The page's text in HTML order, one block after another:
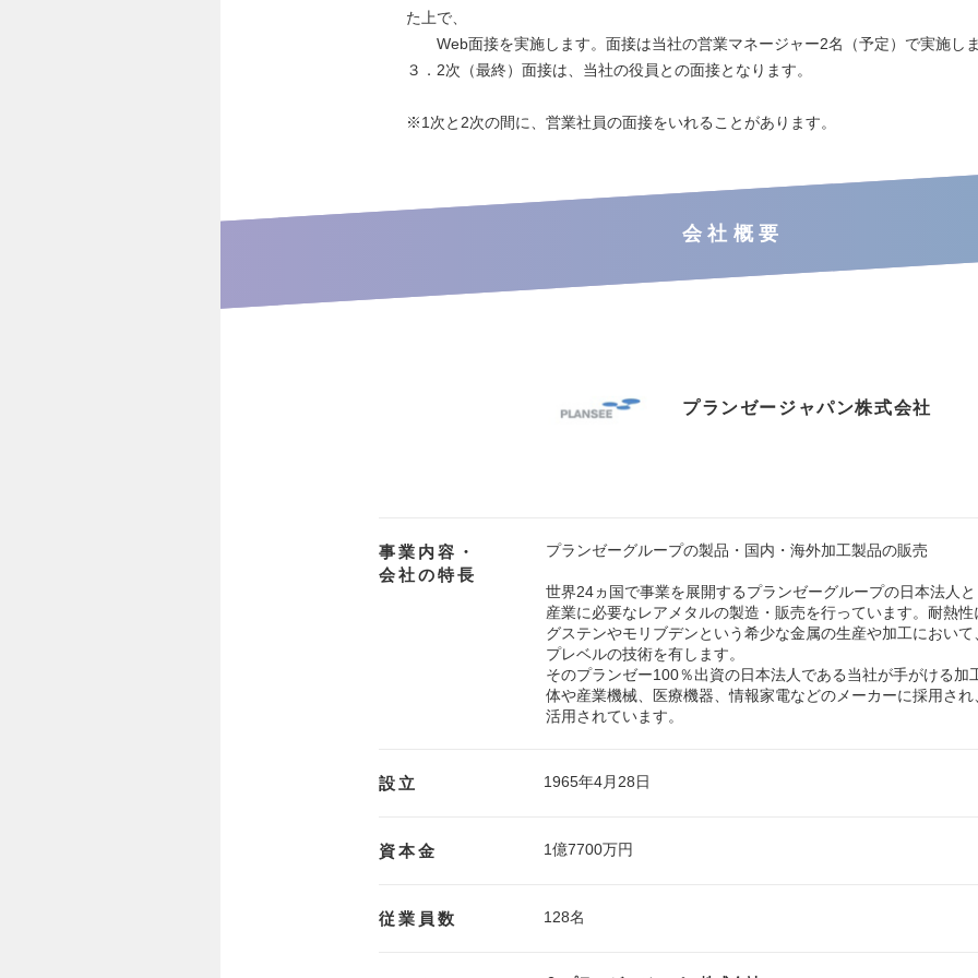
た上で、
Web面接を実施します。面接は当社の営業マネージャー2名（予定）で実施し
３．2次（最終）面接は、当社の役員との面接となります。
※1次と2次の間に、営業社員の面接をいれることがあります。
会社概要
プランゼージャパン株式会社
事業内容・
会社の特長
プランゼーグループの製品・国内・海外加工製品の販売
世界24ヵ国で事業を展開するプランゼーグループの日本法人
産業に必要なレアメタルの製造・販売を行っています。耐熱
グステンやモリブデンという希少な金属の生産や加工におい
プレベルの技術を有します。
そのプランゼー100％出資の日本法人である当社が手がける加
体や産業機械、医療機器、情報家電などのメーカーに採用さ
活用されています。
設立 1965年4月28日
資本金 1億7700万円
従業員数 128名